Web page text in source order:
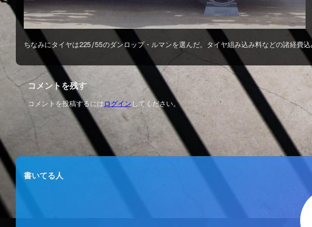
ちなみにタイヤは225/55のダンロップ・ルマンを選んだ。タイヤ組み込み料などの諸経費
コメントを残す
コメントを投稿するにはログイン してください。
書いてる人